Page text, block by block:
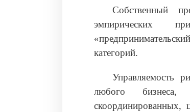
Собственный
эмпирических
категорий.
Управляемость
любого бизнеса,
скоординированных,